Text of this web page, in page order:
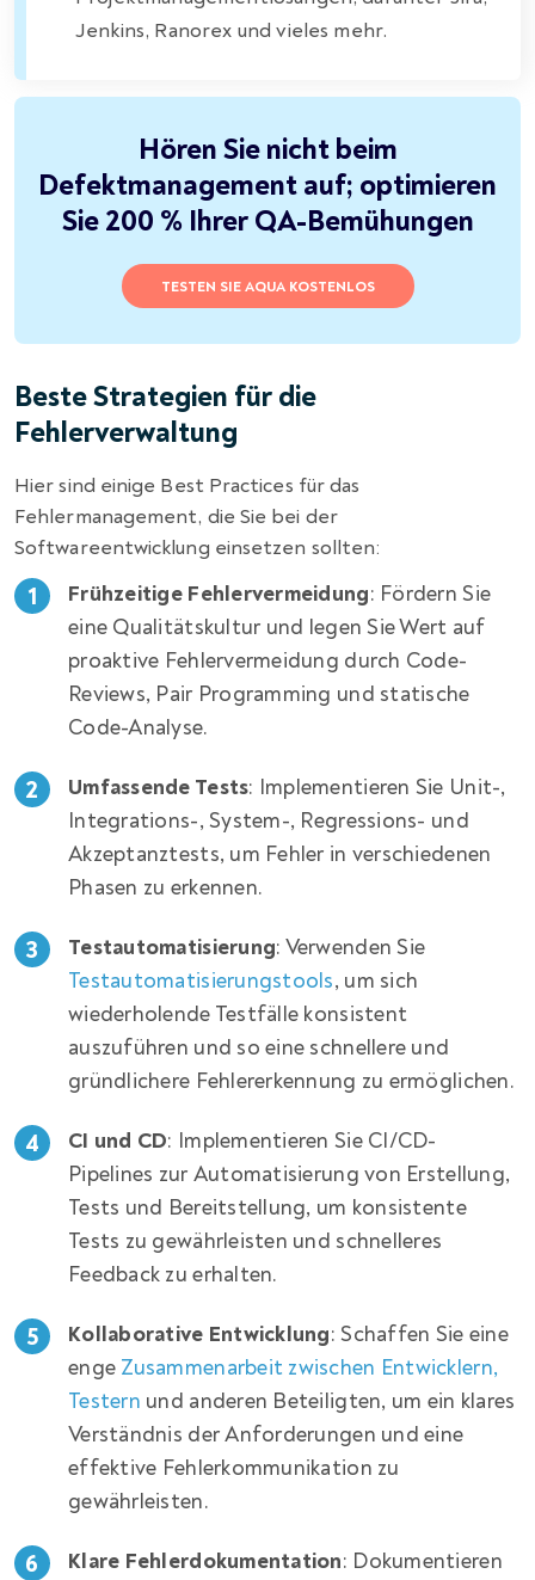
Jenkins, Ranorex und vieles mehr.
Hören Sie nicht beim
Defektmanagement auf; optimieren
Sie 200 % Ihrer QA-Bemühungen
TESTEN SIE AQUA KOSTENLOS
Beste Strategien für die
Fehlerverwaltung
Hier sind einige Best Practices für das
Fehlermanagement, die Sie bei der
Softwareentwicklung einsetzen sollten:
Frühzeitige Fehlervermeidung: Fördern Sie
eine Qualitätskultur und legen Sie Wert auf
proaktive Fehlervermeidung durch Code-
Reviews, Pair Programming und statische
Code-Analyse.
Umfassende Tests: Implementieren Sie Unit-,
Integrations-, System-, Regressions- und
Akzeptanztests, um Fehler in verschiedenen
Phasen zu erkennen.
Testautomatisierung: Verwenden Sie
Testautomatisierungstools, um sich
wiederholende Testfälle konsistent
auszuführen und so eine schnellere und
gründlichere Fehlererkennung zu ermöglichen.
CI und CD: Implementieren Sie CI/CD-
Pipelines zur Automatisierung von Erstellung,
Tests und Bereitstellung, um konsistente
Tests zu gewährleisten und schnelleres
Feedback zu erhalten.
Kollaborative Entwicklung: Schaffen Sie eine
enge Zusammenarbeit zwischen Entwicklern,
Testern und anderen Beteiligten, um ein klares
Verständnis der Anforderungen und eine
effektive Fehlerkommunikation zu
gewährleisten.
Klare Fehlerdokumentation: Dokumentieren